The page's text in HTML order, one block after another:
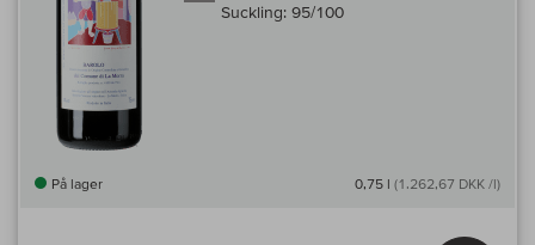
Suckling: 95/100
På lager 0,75 l (1.262,67 DKK /l)